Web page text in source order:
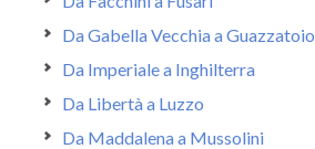
Da Gabella Vecchia a Guazzatoio
Da Imperiale a Inghilterra
Da Libertà a Luzzo
Da Maddalena a Mussolini